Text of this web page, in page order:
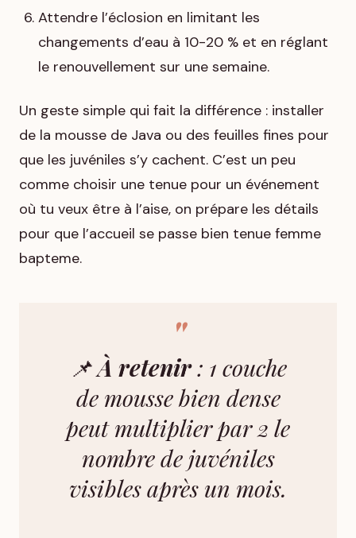
Attendre l’éclosion en limitant les
changements d’eau à 10-20 % et en réglant
le renouvellement sur une semaine.
Un geste simple qui fait la différence : installer
de la mousse de Java ou des feuilles fines pour
que les juvéniles s’y cachent. C’est un peu
comme choisir une tenue pour un événement
où tu veux être à l’aise, on prépare les détails
pour que l’accueil se passe bien tenue femme
bapteme.
📌À retenir: 1 couche
de mousse bien dense
peut multiplier par 2 le
nombre de juvéniles
visibles après un mois.